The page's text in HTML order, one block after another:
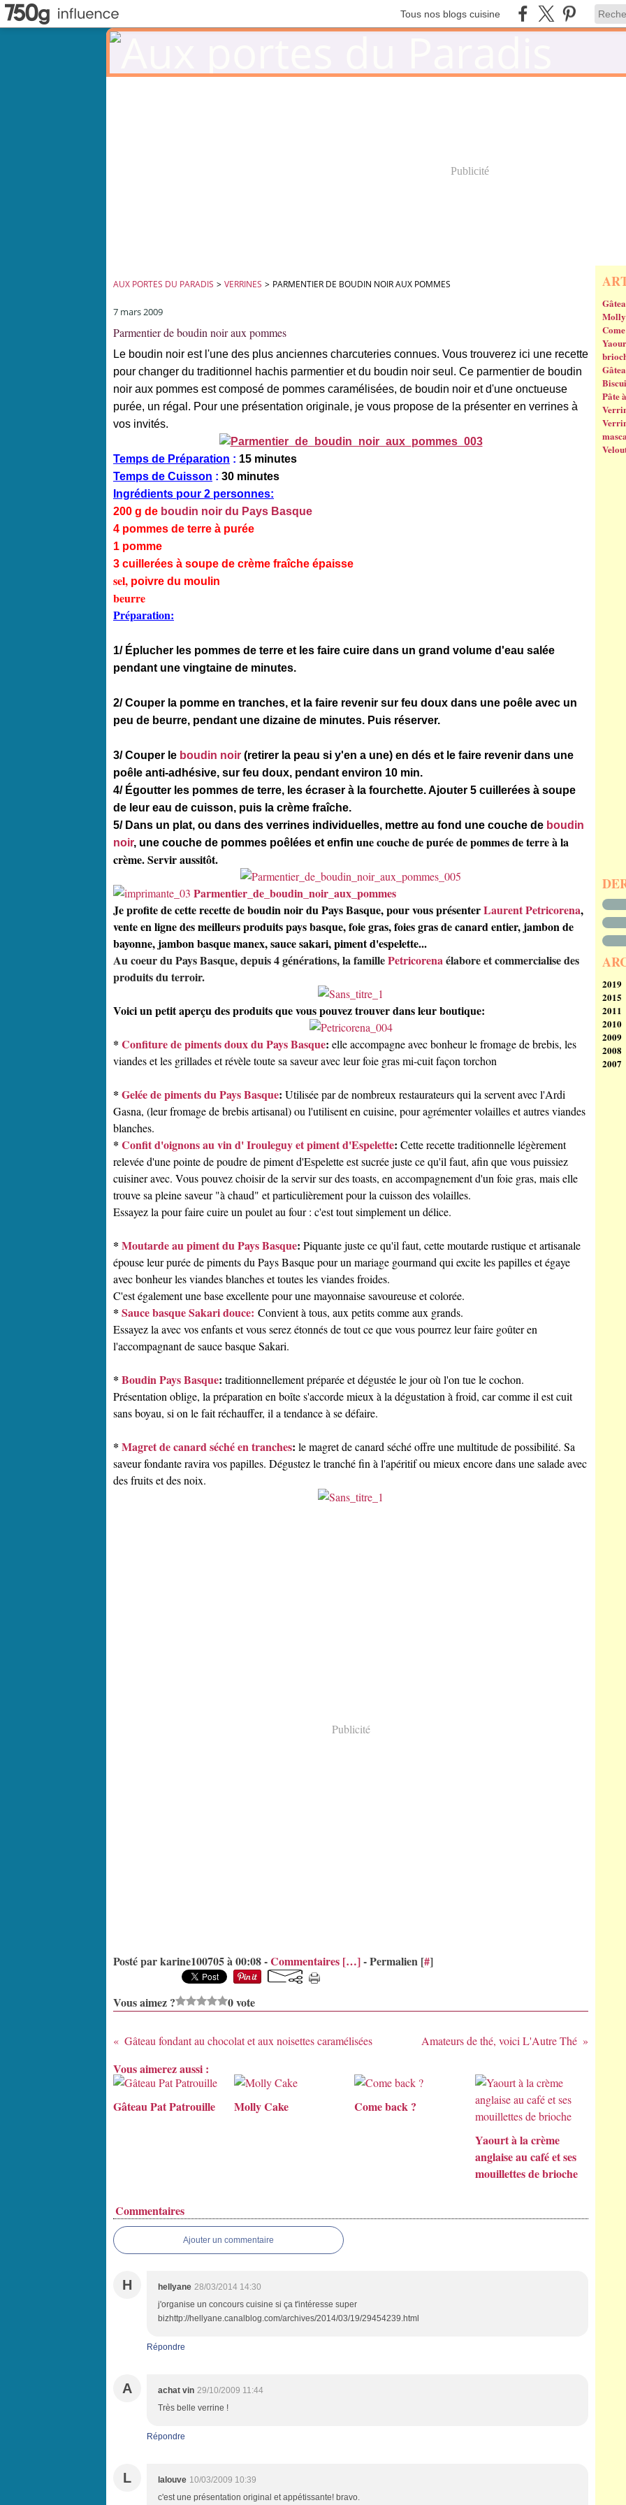
Tous nos blogs cuisine
Publicité
AUX PORTES DU PARADIS > VERRINES > PARMENTIER DE BOUDIN NOIR AUX POMMES
7 mars 2009
Parmentier de boudin noir aux pommes
Le boudin noir est l'une des plus anciennes charcuteries connues. Vous trouverez ici une recette
pour changer du traditionnel hachis parmentier et du boudin noir seul. Ce parmentier de boudin
noir aux pommes est composé de pommes caramélisées, de boudin noir et d'une onctueuse
purée, un régal. Pour une présentation originale, je vous propose de la présenter en verrines à
vos invités.
Temps de Préparation : 15 minutes
Temps de Cuisson : 30 minutes
Ingrédients pour 2 personnes:
200 g de boudin noir du Pays Basque
4 pommes de terre à purée
1 pomme
3 cuillerées à soupe de crème fraîche épaisse
sel, poivre du moulin
beurre
Préparation:
1/ Éplucher les pommes de terre et les faire cuire dans un grand volume d'eau salée
pendant une vingtaine de minutes.
2/ Couper la pomme en tranches, et la faire revenir sur feu doux dans une poêle avec un
peu de beurre, pendant une dizaine de minutes. Puis réserver.
3/ Couper le boudin noir (retirer la peau si y'en a une) en dés et le faire revenir dans une
poêle anti-adhésive, sur feu doux, pendant environ 10 min.
4/ Égoutter les pommes de terre, les écraser à la fourchette. Ajouter 5 cuillerées à soupe
de leur eau de cuisson, puis la crème fraîche.
5/ Dans un plat, ou dans des verrines individuelles, mettre au fond une couche de boudin
noir, une couche de pommes poêlées et enfin une couche de purée de pommes de terre à la
crème. Servir aussitôt.
Parmentier_de_boudin_noir_aux_pommes
Je profite de cette recette de boudin noir du Pays Basque, pour vous présenterLaurent Petricorena,
vente en ligne des meilleurs produits pays basque, foie gras, foies gras de canard entier, jambon de
bayonne, jambon basque manex, sauce sakari, piment d'espelette...
Au coeur du Pays Basque, depuis 4 générations, la famillePetricorenaélabore et commercialise des
produits du terroir.
Voici un petit aperçu des produits que vous pouvez trouver dans leur boutique:
* Confiture de piments doux du Pays Basque: elle accompagne avec bonheur le fromage de brebis, les
viandes et les grillades et révèle toute sa saveur avec leur foie gras mi-cuit façon torchon
* Gelée de piments du Pays Basque: Utilisée par de nombreux restaurateurs qui la servent avec l'Ardi
Gasna, (leur fromage de brebis artisanal) ou l'utilisent en cuisine, pour agrémenter volailles et autres viandes
blanches.
* Confit d'oignons au vin d' Irouleguy et piment d'Espelette: Cette recette traditionnelle légèrement
relevée d'une pointe de poudre de piment d'Espelette est sucrée juste ce qu'il faut, afin que vous puissiez
cuisiner avec. Vous pouvez choisir de la servir sur des toasts, en accompagnement d'un foie gras, mais elle
trouve sa pleine saveur "à chaud" et particulièrement pour la cuisson des volailles.
Essayez la pour faire cuire un poulet au four : c'est tout simplement un délice.
* Moutarde au piment du Pays Basque: Piquante juste ce qu'il faut, cette moutarde rustique et artisanale
épouse leur purée de piments du Pays Basque pour un mariage gourmand qui excite les papilles et égaye
avec bonheur les viandes blanches et toutes les viandes froides.
C'est également une base excellente pour une mayonnaise savoureuse et colorée.
* Sauce basque Sakari douce: Convient à tous, aux petits comme aux grands.
Essayez la avec vos enfants et vous serez étonnés de tout ce que vous pourrez leur faire goûter en
l'accompagnant de sauce basque Sakari.
* Boudin Pays Basque: traditionnellement préparée et dégustée le jour où l'on tue le cochon.
Présentation oblige, la préparation en boîte s'accorde mieux à la dégustation à froid, car comme il est cuit
sans boyau, si on le fait réchauffer, il a tendance à se défaire.
* Magret de canard séché en tranches: le magret de canard séché offre une multitude de possibilité. Sa
saveur fondante ravira vos papilles. Dégustez le tranché fin à l'apéritif ou mieux encore dans une salade avec
des fruits et des noix.
Publicité
Posté par karine100705 à 00:08 -Commentaires […]- Permalien [#]
Vous aimez ? 0 vote
Gâteau fondant au chocolat et aux noisettes caramélisées Amateurs de thé, voici L'Autre Thé
Vous aimerez aussi :
Gâteau Pat Patrouille Molly Cake Come back ?
Yaourt à la crème
anglaise au café et ses
mouillettes de brioche
Commentaires
Ajouter un commentaire
H hellyane 28/03/2014 14:30
j'organise un concours cuisine si ça t'intéresse super
bizhttp://hellyane.canalblog.com/archives/2014/03/19/29454239.html
Répondre
A achat vin 29/10/2009 11:44
Très belle verrine !
Répondre
L lalouve 10/03/2009 10:39
c'est une présentation original et appétissante! bravo.
Pâte
2019
2015
2011
2010
2009
2008
2007